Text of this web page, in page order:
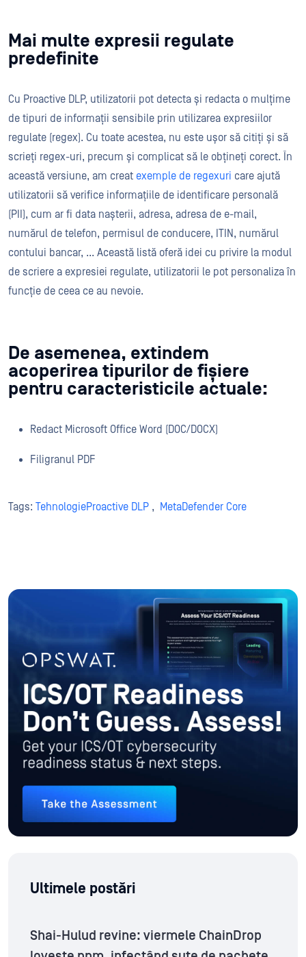
Mai multe expresii regulate
predefinite
Cu Proactive DLP, utilizatorii pot detecta și redacta o mulțime
de tipuri de informații sensibile prin utilizarea expresiilor
regulate (regex). Cu toate acestea, nu este ușor să citiți și să
scrieți regex-uri, precum și complicat să le obțineți corect. În
această versiune, am creat exemple de regexuri care ajută
utilizatorii să verifice informațiile de identificare personală
(PII), cum ar fi data nașterii, adresa, adresa de e-mail,
numărul de telefon, permisul de conducere, ITIN, numărul
contului bancar, ... Această listă oferă idei cu privire la modul
de scriere a expresiei regulate, utilizatorii le pot personaliza în
funcție de ceea ce au nevoie.
De asemenea, extindem
acoperirea tipurilor de fișiere
pentru caracteristicile actuale:
Redact Microsoft Office Word (DOC/DOCX)
Filigranul PDF
Tags: TehnologieProactive DLP , MetaDefender Core
Ultimele postări
Shai-Hulud revine: viermele ChainDrop